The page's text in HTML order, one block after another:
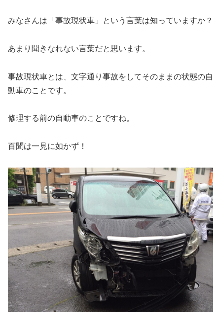
みなさんは「事故現状車」という言葉は知っていますか？
あまり聞きなれない言葉だと思います。
事故現状車とは、文字通り事故をしてそのままの状態の自
動車のことです。
修理する前の自動車のことですね。
百聞は一見に如かず！